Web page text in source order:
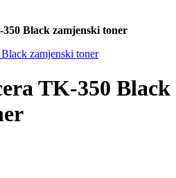
Black zamjenski toner
TK-350 Black